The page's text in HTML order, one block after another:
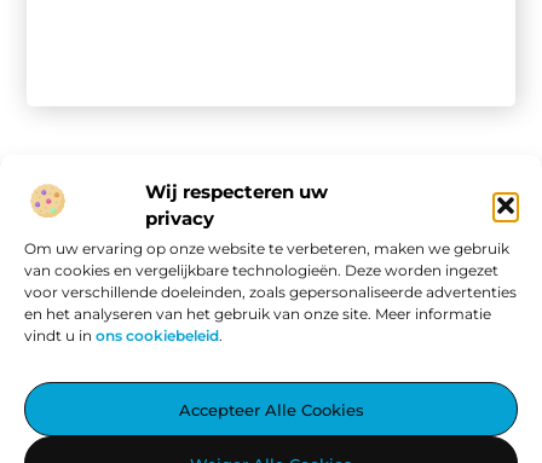
Wij respecteren uw
privacy
Om uw ervaring op onze website te verbeteren, maken we gebruik
van cookies en vergelijkbare technologieën. Deze worden ingezet
voor verschillende doeleinden, zoals gepersonaliseerde advertenties
en het analyseren van het gebruik van onze site. Meer informatie
vindt u in ons cookiebeleid.
Accepteer Alle Cookies
Aggiez.nl – Altijd Iets Interessants te Lezen.
Ontdek een wereld vol inspirerende blogs en artikelen, zorgvuldig
Onze informatie